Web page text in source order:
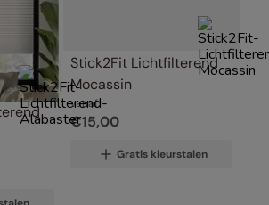
Stick2Fit Lichtfilterend
Mocassin
vanaf:
€15,00
Gratis kleurstalen